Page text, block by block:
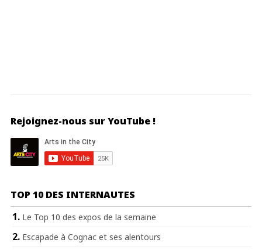
Rejoignez-nous sur YouTube !
TOP 10 DES INTERNAUTES
Le Top 10 des expos de la semaine
Escapade à Cognac et ses alentours